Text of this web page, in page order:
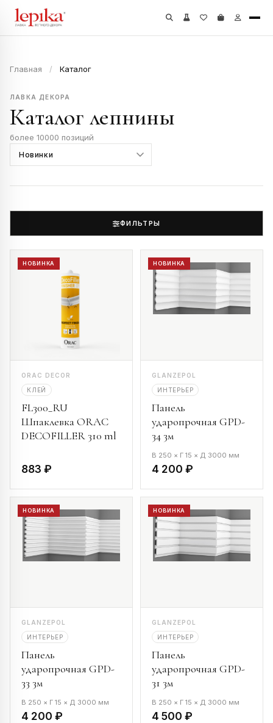
Главная / Каталог
ЛАВКА ДЕКОРА
Каталог лепнины
более 10000 позиций
ФИЛЬТРЫ
НОВИНКА
ORAC DECOR
КЛЕЙ
FL300_RU
Шпаклевка ORAC
DECOFILLER 310 ml
883 ₽
НОВИНКА
GLANZEPOL
ИНТЕРЬЕР
Панель
ударопрочная GPD-
34 3м
В 250 × Г 15 × Д 3000 мм
4 200 ₽
НОВИНКА
GLANZEPOL
ИНТЕРЬЕР
Панель
ударопрочная GPD-
33 3м
В 250 × Г 15 × Д 3000 мм
4 200 ₽
НОВИНКА
GLANZEPOL
ИНТЕРЬЕР
Панель
ударопрочная GPD-
31 3м
В 250 × Г 15 × Д 3000 мм
4 500 ₽